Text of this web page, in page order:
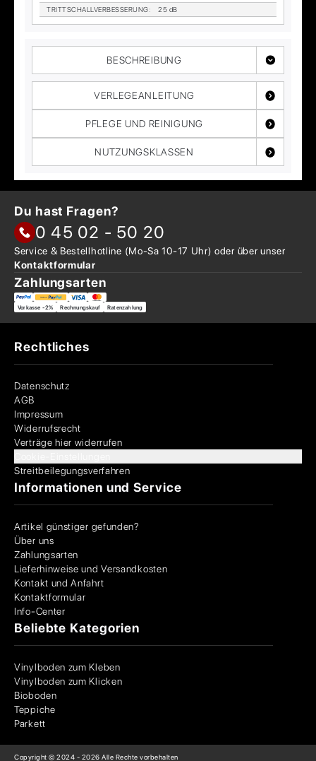
TRITT­SCHALL­VER­BES­SE­RUNG: 25 dB
BESCHREIBUNG
VERLEGEANLEITUNG
PFLEGE UND REINIGUNG
NUTZUNGSKLASSEN
Du hast Fragen?
0 45 02 - 50 20
Service & Bestellhotline (Mo-Sa 10-17 Uhr) oder überunser
Kontaktformular
Zahlungsarten
Vorkasse -2% Rechnungskauf Ratenzahlung
Rechtliches
Datenschutz
AGB
Impressum
Widerrufsrecht
Verträge hier widerrufen
Streitbeilegungsverfahren
Informationen und Service
Artikel günstiger gefunden?
Über uns
Zahlungsarten
Lieferhinweise und Versandkosten
Kontakt und Anfahrt
Kontaktformular
Info-Center
Beliebte Kategorien
Vinylboden zum Kleben
Vinylboden zum Klicken
Bioboden
Teppiche
Parkett
Copyright © 2024 - 2026 Alle Rechte vorbehalten